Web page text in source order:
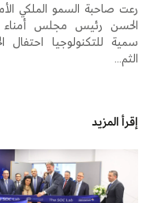
رعت صاحبة السمو الملكي
الحسن رئيس مجلس أمناء
سمية للتكنولوجيا احتفال
الثم...
إقرأ المزيد